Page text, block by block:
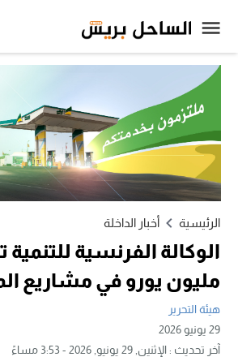
الرئيسية أخبار الداخلة
مليون يورو في مشاريع
هيئة التحرير
29 يونيو 2026
آخر تحديث :الإثنين, 29 يونيو, 2026 - 3:53 مساءً